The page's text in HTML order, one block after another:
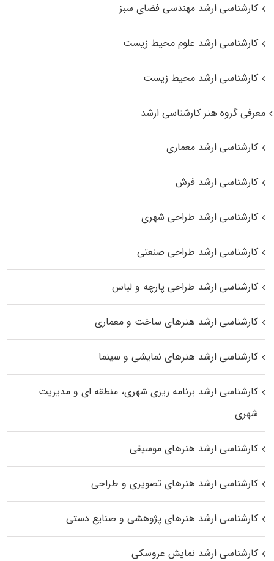
کارشناسی ارشد مهندسی فضای سبز
کارشناسی ارشد علوم محیط‌ زیست
کارشناسی ارشد محیط زیست
معرفی گروه هنر کارشناسی ارشد
کارشناسی ارشد معماری
کارشناسی ارشد فرش
کارشناسی ارشد طراحی شهری
کارشناسی ارشد طراحی صنعتی
کارشناسی ارشد طراحی پارچه و لباس
کارشناسی ارشد هنرهای ساخت و معماری
کارشناسی ارشد هنرهای نمایشی و سینما
کارشناسی ارشد برنامه ریزی شهری، منطقه‌ ای و مدیریت
شهری
کارشناسی ارشد هنرهای موسیقی
کارشناسی ارشد هنرهای تصویری و طراحی
کارشناسی ارشد هنرهای پژوهشی و صنایع دستی
کارشناسی ارشد نمایش عروسکی